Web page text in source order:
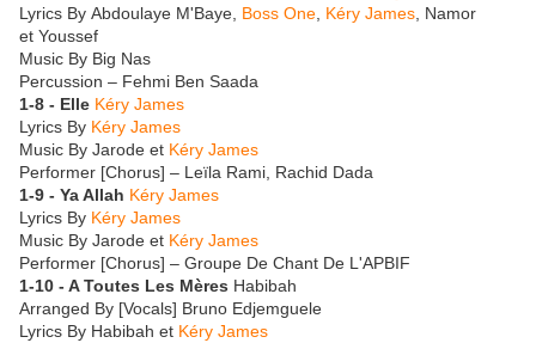
Lyrics By Abdoulaye M'Baye, Boss One Kéry James , Namor
et Youssef
Music By Big Nas
Percussion – Fehmi Ben Saada
1-8 - Elle Kéry James
Lyrics By Kéry James
Music By Jarode et Kéry James
Performer [Chorus] – Leïla Rami, Rachid Dada
1-9 - Ya Allah Kéry James
Lyrics By Kéry James
Music By Jarode et Kéry James
Performer [Chorus] – Groupe De Chant De L'APBIF
1-10 - A Toutes Les Mères Habibah
Arranged By [Vocals] Bruno Edjemguele
Lyrics By Habibah et Kéry James